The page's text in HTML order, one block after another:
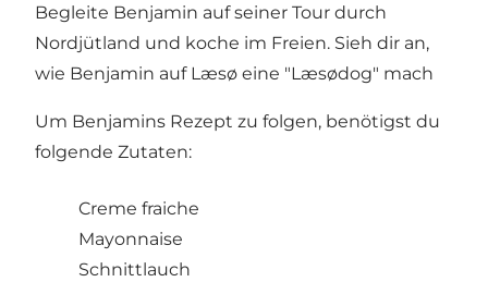
Begleite Benjamin auf seiner Tour durch
Nordjütland und koche im Freien. Sieh dir an,
wie Benjamin auf Læsø eine "Læsødog" mach
Um Benjamins Rezept zu folgen, benötigst du
folgende Zutaten:
Creme fraiche
Mayonnaise
Schnittlauch